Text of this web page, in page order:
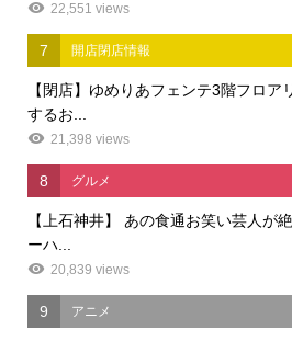
22,551 views
7 開店閉店情報
【閉店】ゆめりあフェンテ3階フロア
するお...
21,398 views
8 グルメ
【上石神井】 あの食通お笑い芸人が
ーハ...
20,839 views
9 アニメ